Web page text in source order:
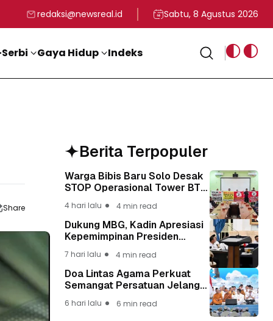
ke-81 Kemerdekaan RI
Kadin Apresiasi Kepemimpinan Presiden Prabowo yang
Staf Khusus Menag RI
redaksi@newsreal.id Sabtu, 8 Agustus 2026
Gaya Hidup Indeks
Share
Berita Terpopuler
Warga Bibis Baru Solo Desak
STOP Operasional Tower BTS,
Keselamatan Warga Lebih
Berharga
4 hari lalu 4 min read
Dukung MBG, Kadin Apresiasi
Kepemimpinan Presiden
7 hari lalu 4 min read
Doa Lintas Agama Perkuat
Semangat Persatuan Jelang
6 hari lalu 6 min read